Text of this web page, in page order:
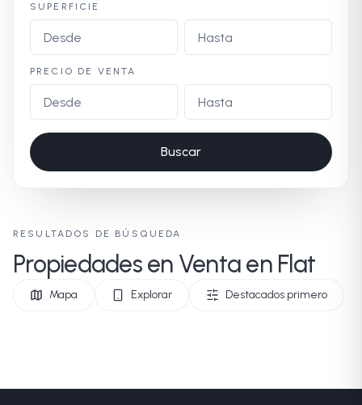
SUPERFICIE
PRECIO DE VENTA
Buscar
RESULTADOS DE BÚSQUEDA
Propiedades en Venta en Flat
Mapa Explorar Destacados primero